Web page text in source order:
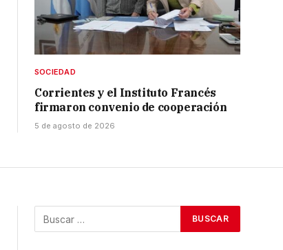
SOCIEDAD
Corrientes y el Instituto Francés
firmaron convenio de cooperación
5 de agosto de 2026